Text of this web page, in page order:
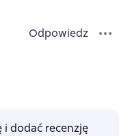
Odpowiedz
i dodać recenzję